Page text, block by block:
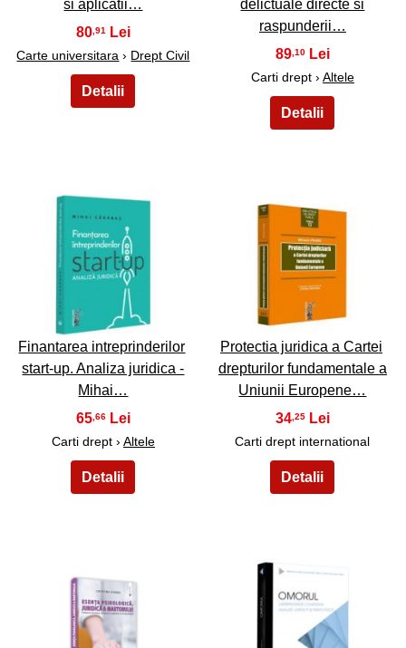
si aplicatii…
80,91
Carte universitara › Drept Civil
delictuale directe si
raspunderii…
89,10
Carti drept › Altele
25
Finantarea intreprinderilor
start-up. Analiza juridica -
Mihai…
65,66
Carti drept › Altele
26
Protectia juridica a Cartei
drepturilor fundamentale a
Uniunii Europene…
34 ,25
Carti drept international
27 28